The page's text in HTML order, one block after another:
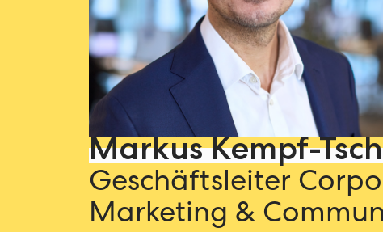
Markus Kempf-
Geschäftsleiter
Marketing &